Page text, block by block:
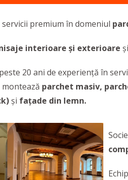
premium în domeniul
interioare și exterioare
20 ani de experiență în
parchet masiv,
și fațade din lemn.